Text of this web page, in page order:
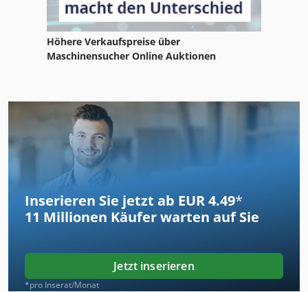
Höhere Verkaufspreise über
Maschinensucher Online Auktionen
Inserieren Sie jetzt ab EUR 4.49*
11 Millionen Käufer warten auf Sie
Jetzt inserieren
*pro Inserat/Monat